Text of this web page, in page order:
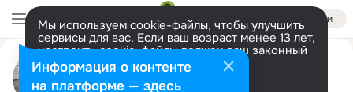
Войти
Мы используем cookie-файлы, чтобы улучшить
сервисы для вас. Если ваш возраст менее 13 лет,
настроить cookie-файлы должен ваш законный
представитель. Больше информации
Разрешить все Настроить
Оксана Волкова (Фёдорова)
Москва 17 октября (44 года)
Информация о контенте
на платформе — здесь